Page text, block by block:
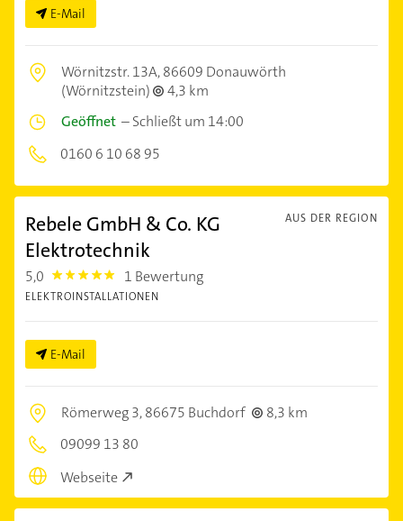
E-Mail
Wörnitzstr. 13A,86609 Donauwörth
(Wörnitzstein)
4,3 km
Geöffnet –Schließt um 14:00
0160 6 10 68 95
AUS DER REGION
Rebele GmbH & Co. KG
Elektrotechnik
5,0 5.0 1 Bewertung
ELEKTROINSTALLATIONEN
E-Mail
Römerweg 3,86675 Buchdorf
8,3 km
09099 13 80
Webseite